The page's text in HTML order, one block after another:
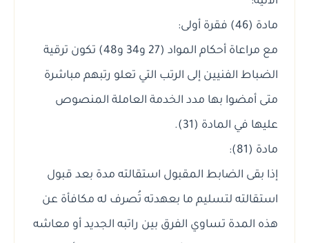
مادة (46) فقرة أولى:
مع مراعاة أحكام المواد (27 و34 و48) تكون ترقية
الضباط الفنيين إلى الرتب التي تعلو رتبهم مباشرة
متى أمضوا بها مدد الخدمة العاملة المنصوص
عليها في المادة (31).
مادة (81):
إذا بقى الضابط المقبول استقالته مدة بعد قبول
استقالته لتسليم ما بعهدته تُصرف له مكافأة عن
هذه المدة تساوي الفرق بين راتبه الجديد أو معاشه